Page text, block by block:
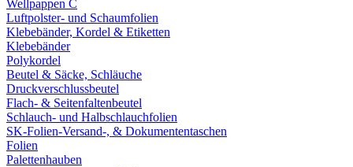
Wellpappen C
Luftpolster- und Schaumfolien
Klebebänder, Kordel & Etiketten
Klebebänder
Polykordel
Beutel & Säcke, Schläuche
Druckverschlussbeutel
Flach- & Seitenfaltenbeutel
Schlauch- und Halbschlauchfolien
SK-Folien-Versand-, & Dokumententaschen
Folien
Palettenhauben